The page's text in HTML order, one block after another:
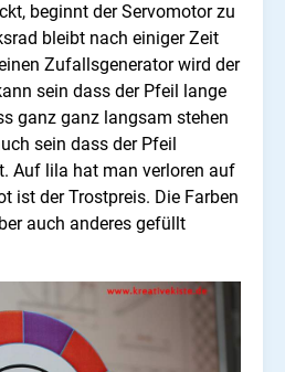
beginnt der Servomotor zu
bleibt nach einiger Zeit
Zufallsgenerator wird der
sein dass der Pfeil lange
ganz ganz langsam stehen
sein dass der Pfeil
Auf lila hat man verloren auf
ist der Trostpreis. Die Farben
auch anderes gefüllt